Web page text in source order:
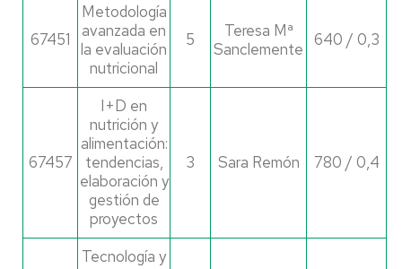
67451
Metodología
avanzada en
la evaluación
nutricional
5
Teresa Mª
Sanclemente
640 / 0,3
67457
I+D en
nutrición y
alimentación:
tendencias,
elaboración y
gestión de
proyectos
3 Sara Remón 780 / 0,4
Tecnología y